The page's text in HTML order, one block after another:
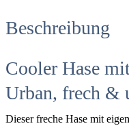
Beschreibung
Cooler Hase
Urban, frech &
Dieser freche Hase mit